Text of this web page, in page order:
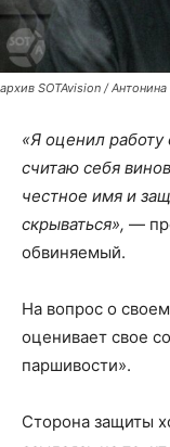
архив SOTAvision /
«Я оценил работу
считаю себя
честное имя и
скрываться», —
обвиняемый.
На вопрос о
оценивает свое
паршивости».
Сторона защиты